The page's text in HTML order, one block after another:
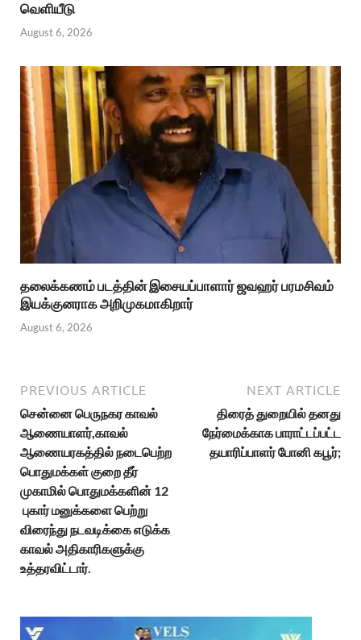
வெளியீடு
August 6, 2026
தலைக்கணம் படத்தின் இசையப்பாளார் ஜவஹர் பரமசிவம்
இயக்குனராக அறிமுகமாகிறார்
August 6, 2026
PREVIOUS ARTICLE
சென்னை பெருநகர காவல்
ஆணையாளர்,காவல்
ஆணையரகத்தில் நடைபெற்ற
பொதுமக்கள் குறை தீர்
முகாமில் பொதுமக்களின் 12
புகார் மனுக்களை பெற்று
விரைந்து நடவடிக்கை எடுக்க
காவல் அதிகாரிகளுக்கு
உத்தரவிட்டார்.
NEXT ARTICLE
திரைத் துறையில் தனது
நேர்மைக்காக பாராட்டப்பட்ட
தயாரிப்பாளர் போனி கபூர்;